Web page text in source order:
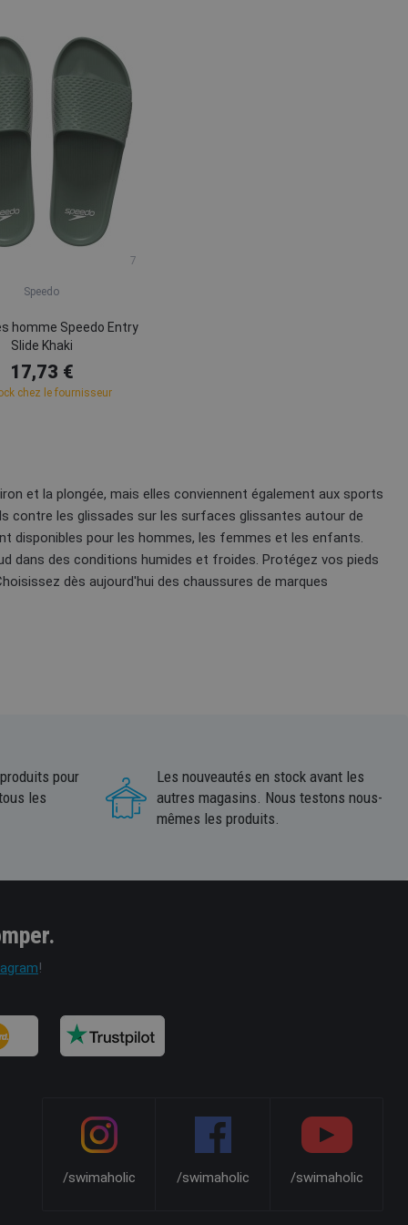
7
Speedo
homme Speedo Entry
Slide Khaki
17,73 €
chez le fournisseur
et la plongée, mais elles conviennent également aux sports
contre les glissades sur les surfaces glissantes autour de
disponibles pour les hommes, les femmes et les enfants.
dans des conditions humides et froides. Protégez vos pieds
dès aujourd'hui des chaussures de marques
pour
les
Les nouveautés en stock avant les
autres magasins. Nous testons nous-
mêmes les produits.
!
/swimaholic /swimaholic /swimaholic